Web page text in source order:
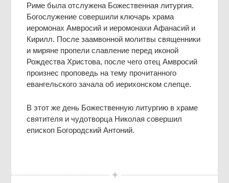
Риме была отслужена Божественная литургия.
Богослужение совершили ключарь храма
иеромонах Амвросий и иеромонахи Афанасий и
Кирилл. После заамвонной молитвы священники
и миряне пропели славление перед иконой
Рождества Христова, после чего отец Амвросий
произнес проповедь на тему прочитанного
евангельского зачала об иерихонском слепце.
В этот же день Божественную литургию в храме
святителя и чудотворца Николая совершил
епископ Богородский Антоний.